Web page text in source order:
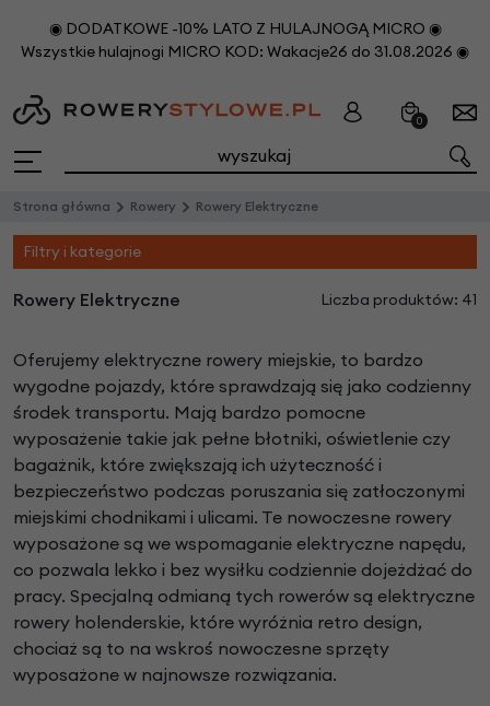
◉ DODATKOWE -10% LATO Z HULAJNOGĄ MICRO ◉
Wszystkie hulajnogi MICRO KOD: Wakacje26 do 31.08.2026 ◉
0
Strona główna Rowery Rowery Elektryczne
Filtry i kategorie
Rowery Elektryczne Liczba produktów: 41
Oferujemy elektryczne rowery miejskie, to bardzo
wygodne pojazdy, które sprawdzają się jako codzienny
środek transportu. Mają bardzo pomocne
wyposażenie takie jak pełne błotniki, oświetlenie czy
bagażnik, które zwiększają ich użyteczność i
bezpieczeństwo podczas poruszania się zatłoczonymi
miejskimi chodnikami i ulicami. Te nowoczesne rowery
wyposażone są we wspomaganie elektryczne napędu,
co pozwala lekko i bez wysiłku codziennie dojeżdżać do
pracy. Specjalną odmianą tych rowerów są elektryczne
rowery holenderskie, które wyróżnia retro design,
chociaż są to na wskroś nowoczesne sprzęty
wyposażone w najnowsze rozwiązania.